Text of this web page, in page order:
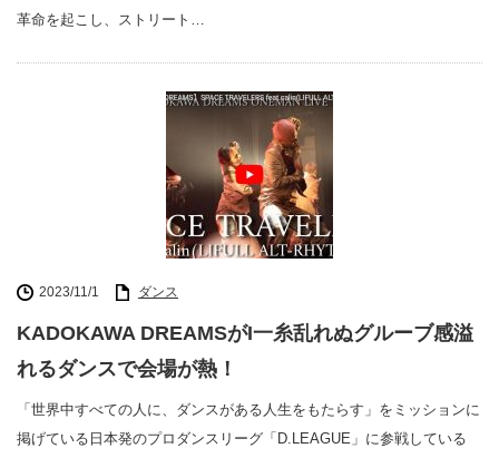
革命を起こし、ストリート…
2023/11/1 ダンス
KADOKAWA DREAMSがI一糸乱れぬグルーブ感溢
れるダンスで会場が熱！
「世界中すべての人に、ダンスがある人生をもたらす」をミッションに
掲げている日本発のプロダンスリーグ「D.LEAGUE」に参戦している